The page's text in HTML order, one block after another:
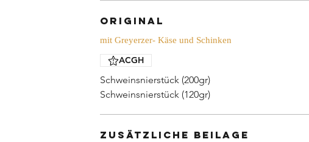
Original
mit Greyerzer- Käse und Schinken
Schweinsnierstück (200gr)
Schweinsnierstück (120gr)
ACGH
zusätzliche Beilage